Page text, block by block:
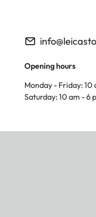
Opening hours
Monday - Friday: 10
Saturday: 10 am - 6